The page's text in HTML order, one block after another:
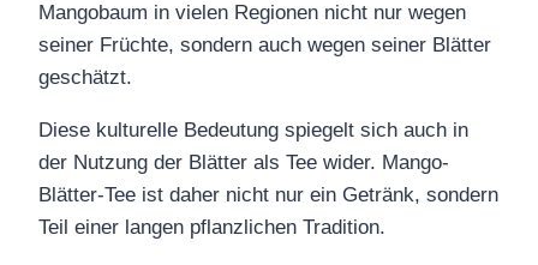
Mangobaum in vielen Regionen nicht nur wegen
seiner Früchte, sondern auch wegen seiner Blätter
geschätzt.
Diese kulturelle Bedeutung spiegelt sich auch in
der Nutzung der Blätter als Tee wider. Mango-
Blätter-Tee ist daher nicht nur ein Getränk, sondern
Teil einer langen pflanzlichen Tradition.